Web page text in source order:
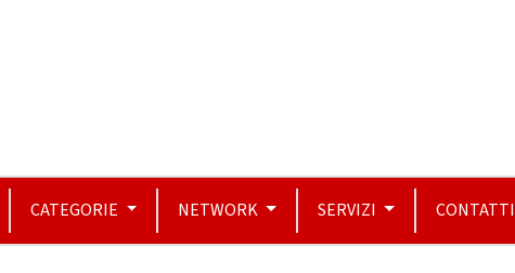
CATEGORIE NETWORK SERVIZI CONTATTI